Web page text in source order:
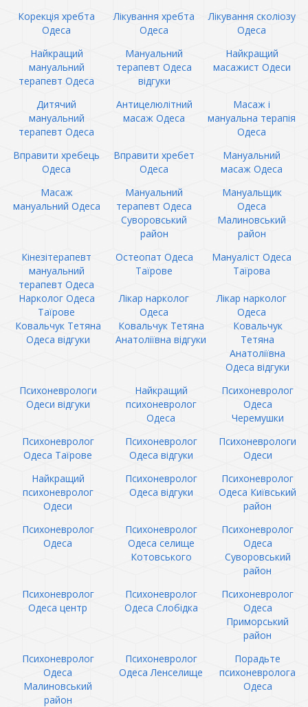
Корекція хребта
Одеса
Лікування хребта
Одеса
Лікування сколіозу
Одеса
Найкращий
мануальний
терапевт Одеса
Мануальний
терапевт Одеса
відгуки
Найкращий
масажист Одеси
Дитячий
мануальний
терапевт Одеса
Антицелюлітний
масаж Одеса
Масаж і
мануальна терапія
Одеса
Вправити хребець
Одеса
Вправити хребет
Одеса
Мануальний
масаж Одеса
Масаж
мануальний Одеса
Мануальний
терапевт Одеса
Суворовський
район
Мануальщик
Одеса
Малиновський
район
Кінезітерапевт
мануальний
терапевт Одеса
Остеопат Одеса
Таїрове
Мануаліст Одеса
Таїрова
Нарколог Одеса
Таїрове
Лікар нарколог
Одеса
Лікар нарколог
Одеса
Ковальчук Тетяна
Одеса відгуки
Ковальчук Тетяна
Анатоліївна відгуки
Ковальчук
Тетяна
Анатоліївна
Одеса відгуки
Психоневрологи
Одеси відгуки
Найкращий
психоневролог
Одеса
Психоневролог
Одеса
Черемушки
Психоневролог
Одеса Таїрове
Психоневролог
Одеса відгуки
Психоневрологи
Одеси
Найкращий
психоневролог
Одеси
Психоневролог
Одеса відгуки
Психоневролог
Одеса Київський
район
Психоневролог
Одеса
Психоневролог
Одеса селище
Котовського
Психоневролог
Одеса
Суворовський
район
Психоневролог
Одеса центр
Психоневролог
Одеса Слобідка
Психоневролог
Одеса
Приморський
район
Психоневролог
Одеса
Малиновський
район
Психоневролог
Одеса Ленселище
Порадьте
психоневролога
Одеса